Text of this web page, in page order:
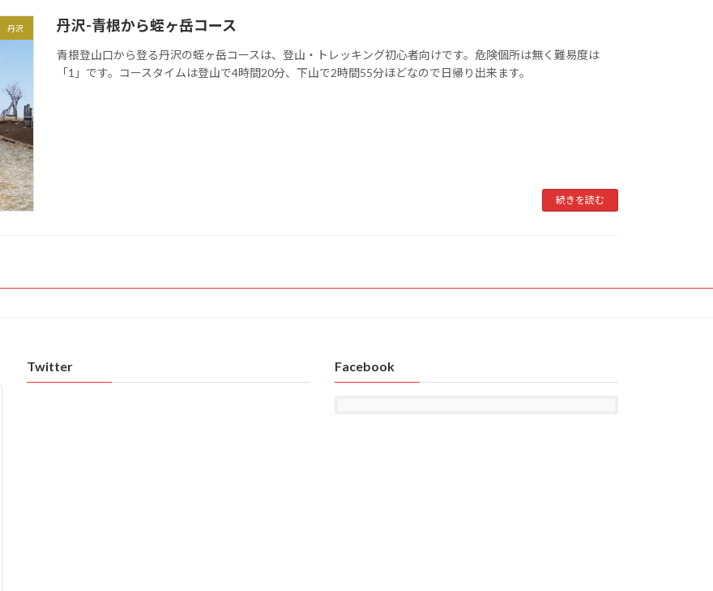
丹沢 丹沢-青根から蛭ヶ岳コース
青根登山口から登る丹沢の蛭ヶ岳コースは、登山・トレッキング初心者向けです。危険個所は無く難易度は
「1」です。コースタイムは登山で4時間20分、下山で2時間55分ほどなので日帰り出来ます。
続きを読む
Twitter Facebook